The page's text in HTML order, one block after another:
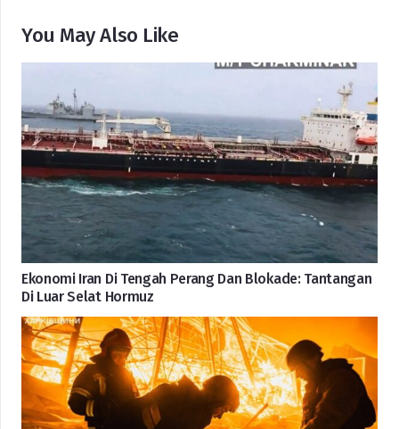
You May Also Like
Ekonomi Iran Di Tengah Perang Dan Blokade: Tantangan
Di Luar Selat Hormuz